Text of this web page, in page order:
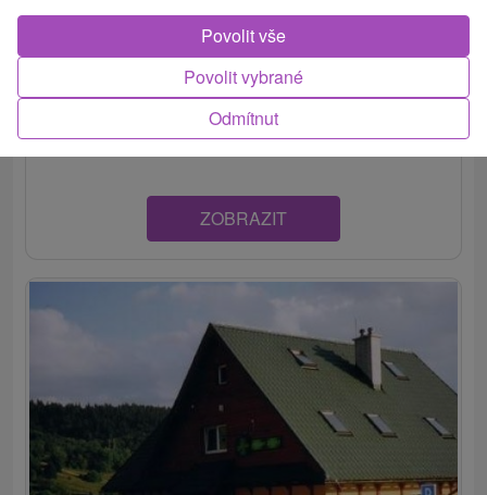
Ubytovanie v blízkosti vodnej nádrže Palcmanská Maša a
lyžiarskeho vleku Ski Mlynky-Biele vody. Rezort Erika
ZOBRAZIT
Odmítnut
Povolit vybrané
Povolit vše